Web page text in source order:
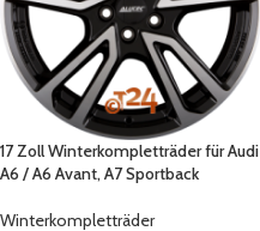
17 Zoll Winterkompletträder für Audi
A6 / A6 Avant, A7 Sportback
Winterkompletträder